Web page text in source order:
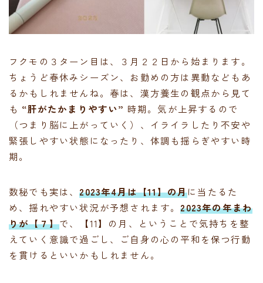
フクモの３ターン目は、３月２２日から始まります。
ちょうど春休みシーズン、お勤めの方は異動などもあ
るかもしれませんね。春は、漢方養生の観点から見て
も “肝がたかまりやすい” 時期。気が上昇するので
（つまり脳に上がっていく）、イライラしたり不安や
緊張しやすい状態になったり、体調も揺らぎやすい時
期。
数秘でも実は、2023年4月は【11】の月に当たるた
め、揺れやすい状況が予想されます。2023年の年まわ
りが【７】で、【11】の月、ということで気持ちを整
えていく意識で過ごし、ご自身の心の平和を保つ行動
を貫けるといいかもしれません。